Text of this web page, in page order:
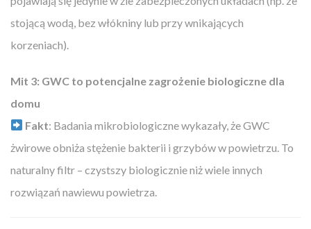
stojącą wodą, bez włókniny lub przy wnikających
korzeniach).
Mit 3: GWC to potencjalne zagrożenie biologiczne dla
domu
Fakt: Badania mikrobiologiczne wykazały, że GWC
żwirowe obniża stężenie bakterii i grzybów w powietrzu. To
naturalny filtr – czystszy biologicznie niż wiele innych
rozwiązań nawiewu powietrza.